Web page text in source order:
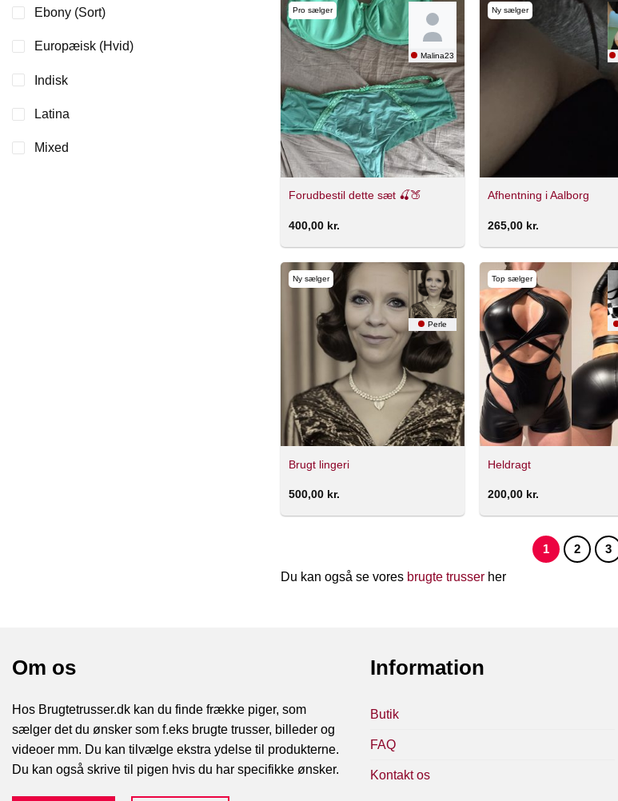
Ebony (Sort)
Europæisk (Hvid)
Indisk
Latina
Mixed
Pro sælger
Malina23
Forudbestil dette sæt 🍒🍑
400,00 kr.
Ny sælger
Afhentning i Aalborg
265,00 kr.
Ny sælger
Perle
Brugt lingeri
500,00 kr.
Top sælger
Heldragt
200,00 kr.
1 2 3
Du kan også se vores brugte trusser her
Om os
Hos Brugtetrusser.dk kan du finde frække piger, som
sælger det du ønsker som f.eks brugte trusser, billeder og
videoer mm. Du kan tilvælge ekstra ydelse til produkterne.
Du kan også skrive til pigen hvis du har specifikke ønsker.
Information
Butik
FAQ
Kontakt os